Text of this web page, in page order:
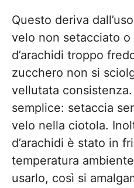
Questo deriva
velo non setacciato o
d’arachidi troppo
zucchero non si
vellutata
semplice: setaccia
velo nella ciotola.
d’arachidi è stato in
temperatura
usarlo, così si